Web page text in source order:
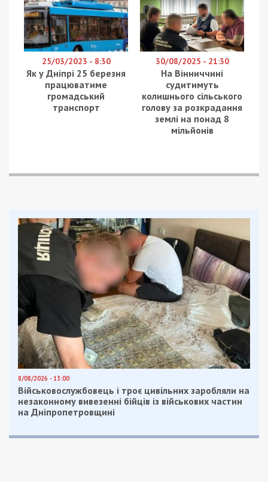
25/03/2023 - 8:30
Як у Дніпрі 25 березня
працюватиме
громадський
транспорт
30/08/2025 - 21:30
На Вінниччині
судитимуть
колишнього сільського
голову за розкрадання
землі на понад 8
мільйонів
8/08/2026 - 13:00
Військовослужбовець і троє цивільних заробляли на
незаконному вивезенні бійців із військових частин
на Дніпропетровщині